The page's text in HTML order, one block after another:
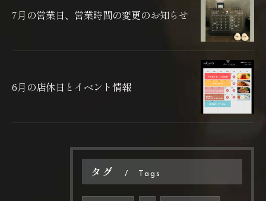
7月の営業日、営業時間の変更のお知らせ
6月の店休日とイベント情報
タグ Tags